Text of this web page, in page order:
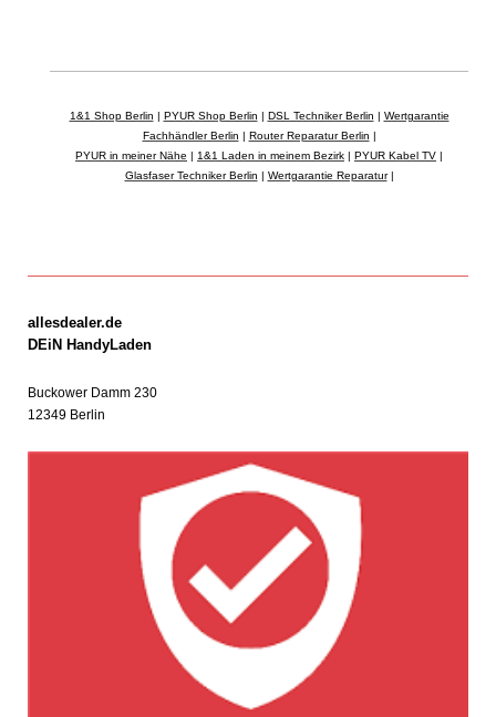
1&1 Shop Berlin | PYUR Shop Berlin | DSL Techniker Berlin | Wertgarantie
Fachhändler Berlin | Router Reparatur Berlin |
PYUR in meiner Nähe | 1&1 Laden in meinem Bezirk | PYUR Kabel TV |
Glasfaser Techniker Berlin | Wertgarantie Reparatur |
allesdealer.de
DEiN HandyLaden
Buckower Damm 230
12349 Berlin